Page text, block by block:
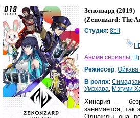
Зенонзард (2019)
(Zenonzard: The
Студия: 8bit
Аниме сериалы
Режиссер: Ойкава
В ролях:
Умэхара Мэгуми
Хинария —
занимается, так